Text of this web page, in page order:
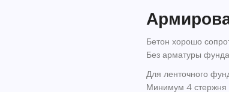
Бетон хорошо
Без арматуры
Для ленточного
Минимум 4 стержня